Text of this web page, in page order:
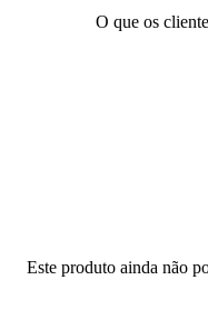
O que os
Este produto ainda não